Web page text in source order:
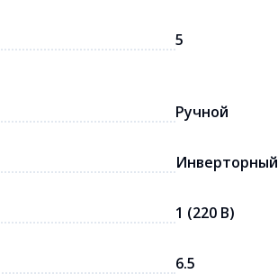
5
Ручной
Инверторный
1 (220 В)
6.5